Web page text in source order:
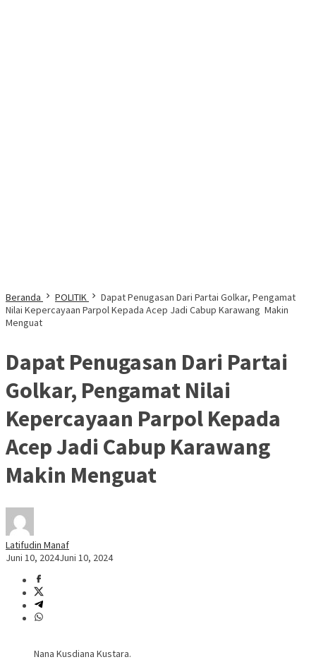
Beranda POLITIK
Dapat Penugasan Dari Partai Golkar, Pengamat
Nilai Kepercayaan Parpol Kepada Acep Jadi Cabup Karawang Makin
Menguat
Dapat Penugasan Dari Partai
Golkar, Pengamat Nilai
Kepercayaan Parpol Kepada
Acep Jadi Cabup Karawang
Makin Menguat
Latifudin Manaf
Juni 10, 2024Juni 10, 2024
Nana Kusdiana Kustara.